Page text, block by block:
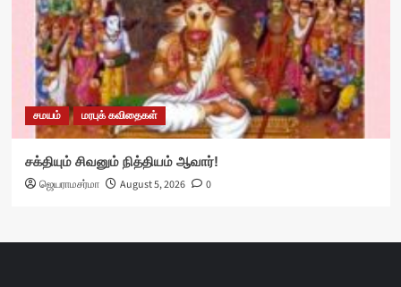
சமயம் மரபுக் கவிதைகள்
சக்தியும் சிவனும் நித்தியம் ஆவார்!
ஜெயராமசர்மா
August 5, 2026 0